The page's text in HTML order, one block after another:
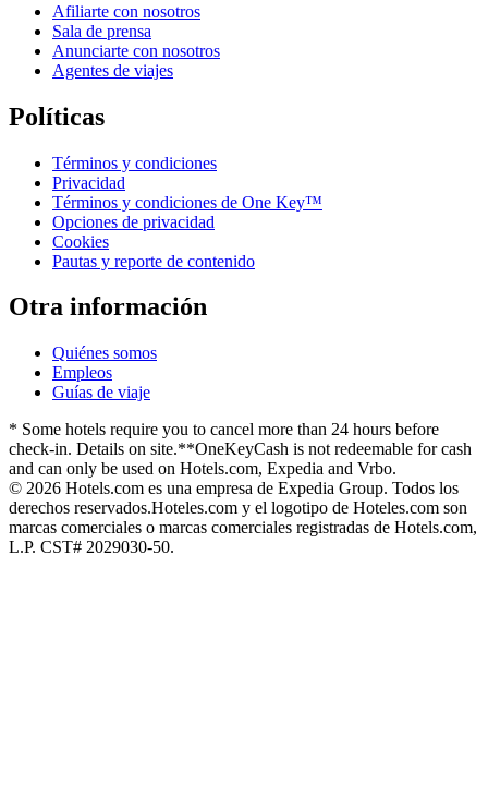
Afiliarte con nosotros
Sala de prensa
Anunciarte con nosotros
Agentes de viajes
Políticas
Términos y condiciones
Privacidad
Términos y condiciones de One Key™
Opciones de privacidad
Cookies
Pautas y reporte de contenido
Otra información
Quiénes somos
Empleos
Guías de viaje
* Some hotels require you to cancel more than 24 hours before
check-in. Details on site.**OneKeyCash is not redeemable for cash
and can only be used on Hotels.com, Expedia and Vrbo.
© 2026 Hotels.com es una empresa de Expedia Group. Todos los
derechos reservados.Hoteles.com y el logotipo de Hoteles.com son
marcas comerciales o marcas comerciales registradas de Hotels.com,
L.P. CST# 2029030-50.